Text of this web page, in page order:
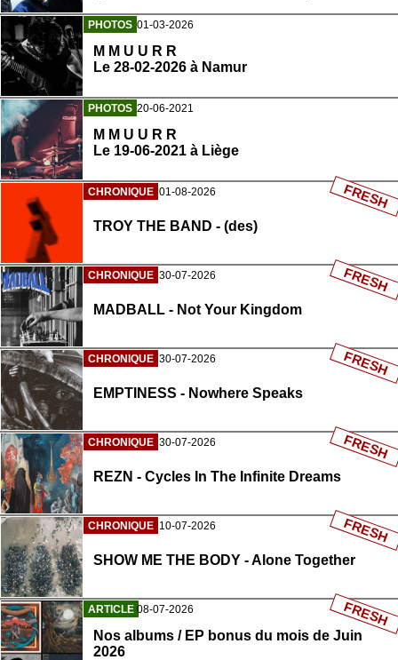
PHOTOS 01-03-2026
M M U U R R
Le 28-02-2026 à Namur
PHOTOS 20-06-2021
M M U U R R
Le 19-06-2021 à Liège
CHRONIQUE 01-08-2026
TROY THE BAND - (des)
FRESH
CHRONIQUE 30-07-2026
MADBALL - Not Your Kingdom
FRESH
CHRONIQUE 30-07-2026
EMPTINESS - Nowhere Speaks
FRESH
CHRONIQUE 30-07-2026
REZN - Cycles In The Infinite Dreams
FRESH
CHRONIQUE 10-07-2026
SHOW ME THE BODY - Alone Together
FRESH
ARTICLE 08-07-2026
Nos albums / EP bonus du mois de Juin
2026
FRESH